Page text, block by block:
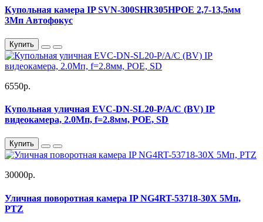
Купольная камера IP SVN-300SHR305HPOE 2,7-13,5мм
3Мп Автофокус
Купить
6550р.
Купольная уличная EVC-DN-SL20-P/A/C (BV) IP
видеокамера, 2.0Мп, f=2.8мм, POE, SD
Купить
30000р.
Уличная поворотная камера IP NG4RT-53718-30X 5Мп,
PTZ